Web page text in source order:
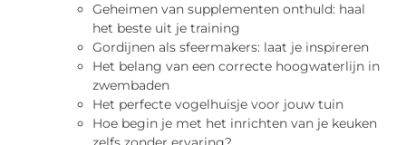
Geheimen van supplementen onthuld: haal
het beste uit je training
Gordijnen als sfeermakers: laat je inspireren
Het belang van een correcte hoogwaterlijn in
zwembaden
Het perfecte vogelhuisje voor jouw tuin
Hoe begin je met het inrichten van je keuken